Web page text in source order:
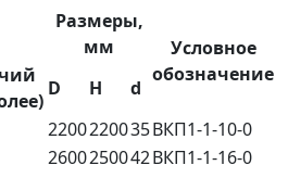
Размеры,
мм
Условное
обозначение
D H
d
2200220035ВКП1-1-10-0
2600250042ВКП1-1-16-0